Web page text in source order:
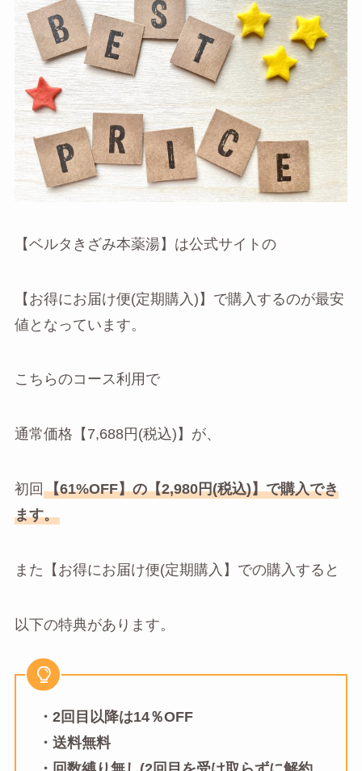
【ベルタきざみ本薬湯】は公式サイトの
【お得にお届け便(定期購入)】で購入するのが最安
値となっています。
こちらのコース利用で
通常価格【7,688円(税込)】が、
初回 【61%OFF】の【2,980円(税込)】で購入でき
ます。
また【お得にお届け便(定期購入】での購入すると
以下の特典があります。
・2回目以降は14％OFF
・送料無料